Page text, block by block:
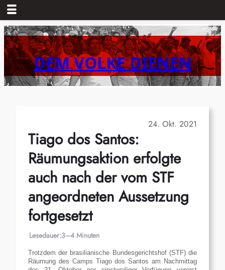
Zum
Inhalt
springenDEM VOLKE DIENEN
24. Okt. 2021
Tiago dos Santos:
Räumungsaktion erfolgte
auch nach der vom STF
angeordneten Aussetzung
fortgesetzt
Lesedauer:3–4 Minuten
Trotzdem der brasilianische Bundesgerichtshof (STF) die
Räumung des Camps Tiago dos Santos am Nachmittag